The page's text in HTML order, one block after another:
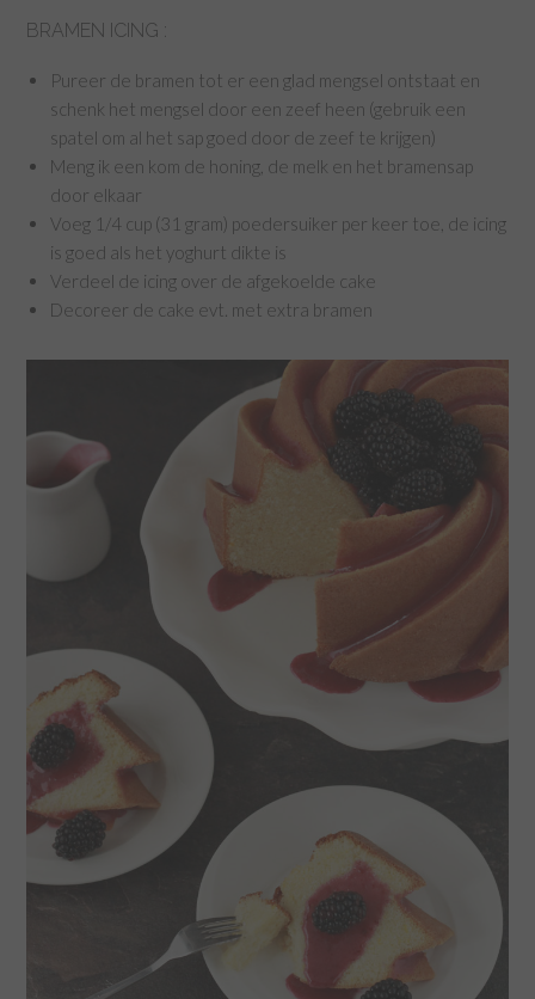
BRAMEN ICING :
Pureer de bramen tot er een glad mengsel ontstaat en
schenk het mengsel door een zeef heen (gebruik een
spatel om al het sap goed door de zeef te krijgen)
Meng ik een kom de honing, de melk en het bramensap
door elkaar
Voeg 1/4 cup (31 gram) poedersuiker per keer toe, de icing
is goed als het yoghurt dikte is
Verdeel de icing over de afgekoelde cake
Decoreer de cake evt. met extra bramen